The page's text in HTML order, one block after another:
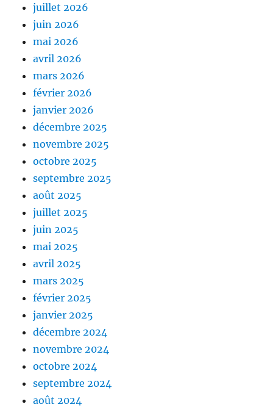
juillet 2026
juin 2026
mai 2026
avril 2026
mars 2026
février 2026
janvier 2026
décembre 2025
novembre 2025
octobre 2025
septembre 2025
août 2025
juillet 2025
juin 2025
mai 2025
avril 2025
mars 2025
février 2025
janvier 2025
décembre 2024
novembre 2024
octobre 2024
septembre 2024
août 2024